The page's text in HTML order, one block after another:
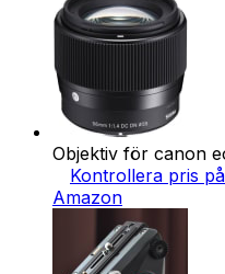
Objektiv för canon
Kontrollera pris
Amazon